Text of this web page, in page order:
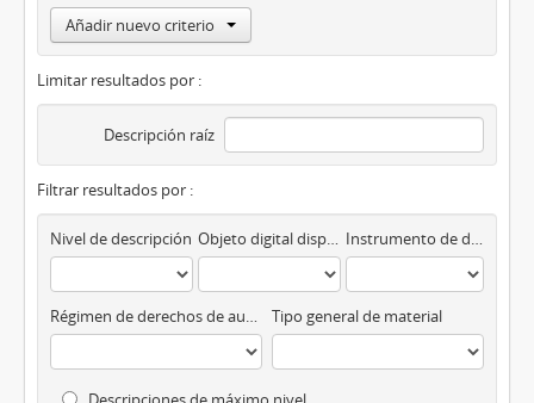
Añadir nuevo criterio
Limitar resultados por :
Descripción raíz
Filtrar resultados por :
Nivel de descripción Objeto digital disponibles Instrumento de descripción
Régimen de derechos de autor Tipo general de material